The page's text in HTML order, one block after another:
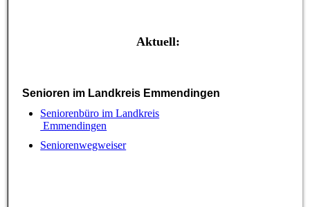
Aktuell:
Senioren im Landkreis Emmendingen
Seniorenbüro im Landkreis
Emmendingen
Seniorenwegweiser